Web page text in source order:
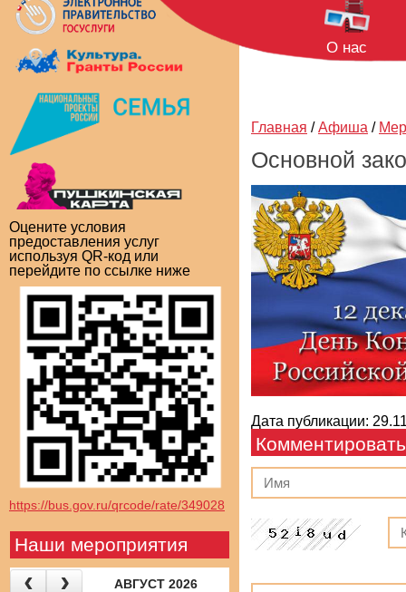
Оцените условия
предоставления услуг
используя QR-код или
перейдите по ссылке ниже
https://bus.gov.ru/qrcode/rate/349028
Наши мероприятия
АВГУСТ 2026
О нас
Главная / Афиша /
Основной
Дата публикации:
Комментировать